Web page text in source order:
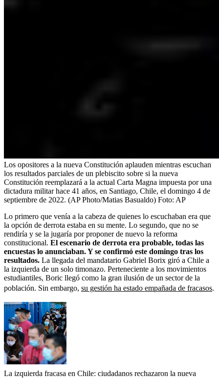
Los opositores a la nueva Constitución aplauden mientras escuchan
los resultados parciales de un plebiscito sobre si la nueva
Constitución reemplazará a la actual Carta Magna impuesta por una
dictadura militar hace 41 años, en Santiago, Chile, el domingo 4 de
septiembre de 2022. (AP Photo/Matias Basualdo) Foto: AP
Lo primero que venía a la cabeza de quienes lo escuchaban era que
la opción de derrota estaba en su mente. Lo segundo, que no se
rendiría y se la jugaría por proponer de nuevo la reforma
constitucional. El escenario de derrota era probable, todas las
encuestas lo anunciaban. Y se confirmó este domingo tras los
resultados. La llegada del mandatario Gabriel Borix giró a Chile a
la izquierda de un solo timonazo. Perteneciente a los movimientos
estudiantiles, Boric llegó como la gran ilusión de un sector de la
población. Sin embargo, su gestión ha estado empañada de fracasos.
La izquierda fracasa en Chile: ciudadanos rechazaron la nueva